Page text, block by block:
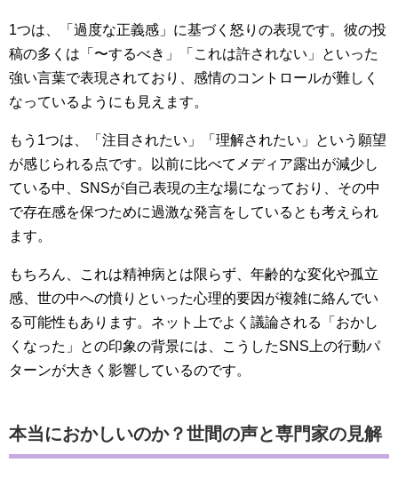
1つは、「過度な正義感」に基づく怒りの表現です。彼の投
稿の多くは「〜するべき」「これは許されない」といった
強い言葉で表現されており、感情のコントロールが難しく
なっているようにも見えます。
もう1つは、「注目されたい」「理解されたい」という願望
が感じられる点です。以前に比べてメディア露出が減少し
ている中、SNSが自己表現の主な場になっており、その中
で存在感を保つために過激な発言をしているとも考えられ
ます。
もちろん、これは精神病とは限らず、年齢的な変化や孤立
感、世の中への憤りといった心理的要因が複雑に絡んでい
る可能性もあります。ネット上でよく議論される「おかし
くなった」との印象の背景には、こうしたSNS上の行動パ
ターンが大きく影響しているのです。
本当におかしいのか？世間の声と専門家の見解